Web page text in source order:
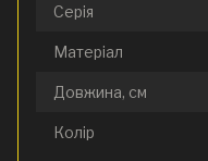
Серія
Матеріал
Довжина, см
Колір